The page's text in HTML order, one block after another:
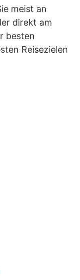
meist an
direkt am
besten
Reisezielen